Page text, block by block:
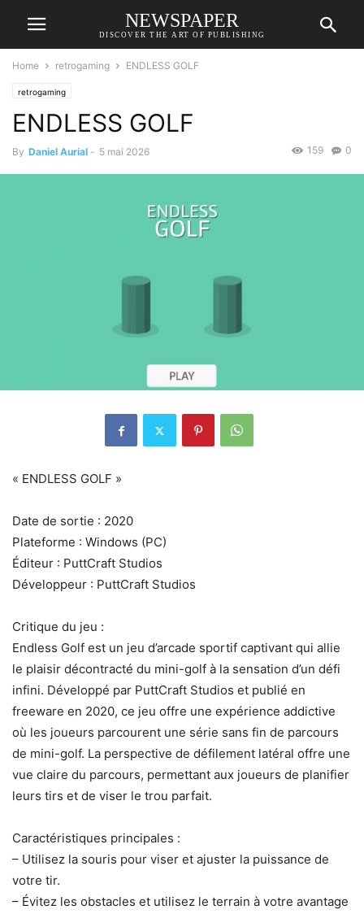
NEWSPAPER
DISCOVER THE ART OF PUBLISHING
Home retrogaming ENDLESS GOLF
retrogaming
ENDLESS GOLF
By Daniel Aurial - 5 mai 2026 0
159
« ENDLESS GOLF »
Date de sortie : 2020
Plateforme : Windows (PC)
Éditeur : PuttCraft Studios
Développeur : PuttCraft Studios
Critique du jeu :
Endless Golf est un jeu d’arcade sportif captivant qui allie
le plaisir décontracté du mini-golf à la sensation d’un défi
infini. Développé par PuttCraft Studios et publié en
freeware en 2020, ce jeu offre une expérience addictive
où les joueurs parcourent une série sans fin de parcours
de mini-golf. La perspective de défilement latéral offre une
vue claire du parcours, permettant aux joueurs de planifier
leurs tirs et de viser le trou parfait.
Caractéristiques principales :
– Utilisez la souris pour viser et ajuster la puissance de
votre tir.
– Évitez les obstacles et utilisez le terrain à votre avantage